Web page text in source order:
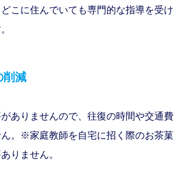
こに住んでいても専門的な指導を受け
削減
ありませんので、往復の時間や交通費
。※家庭教師を自宅に招く際のお茶菓
りません。